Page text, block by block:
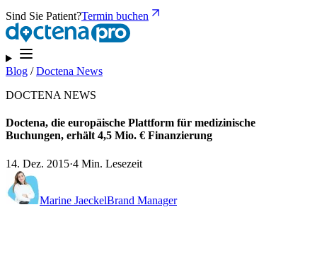
Sind Sie Patient?Termin buchen
Blog /Doctena News
DOCTENA NEWS
Doctena, die europäische Plattform für medizinische
Buchungen, erhält 4,5 Mio. € Finanzierung
14. Dez. 2015·4 Min. Lesezeit
Marine JaeckelBrand Manager